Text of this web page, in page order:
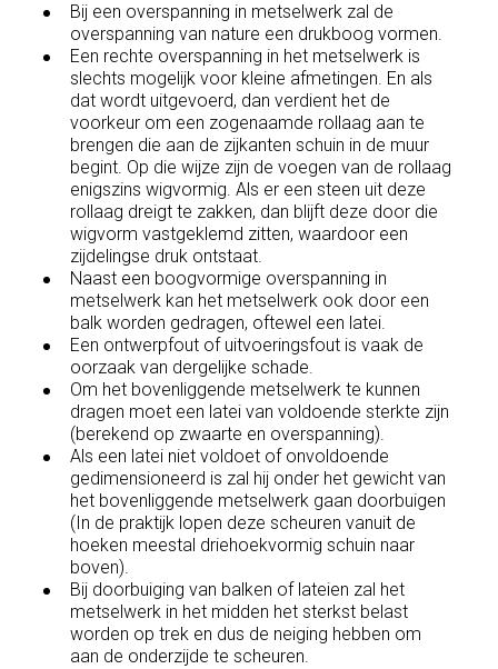
Bij een overspanning in metselwerk zal de
overspanning van nature een drukboog vormen.
Een rechte overspanning in het metselwerk is
slechts mogelijk voor kleine afmetingen. En als
dat wordt uitgevoerd, dan verdient het de
voorkeur om een zogenaamde rollaag aan te
brengen die aan de zijkanten schuin in de muur
begint. Op die wijze zijn de voegen van de rollaag
enigszins wigvormig. Als er een steen uit deze
rollaag dreigt te zakken, dan blijft deze door die
wigvorm vastgeklemd zitten, waardoor een
zijdelingse druk ontstaat.
Naast een boogvormige overspanning in
metselwerk kan het metselwerk ook door een
balk worden gedragen, oftewel een latei.
Een ontwerpfout of uitvoeringsfout is vaak de
oorzaak van dergelijke schade.
Om het bovenliggende metselwerk te kunnen
dragen moet een latei van voldoende sterkte zijn
(berekend op zwaarte en overspanning).
Als een latei niet voldoet of onvoldoende
gedimensioneerd is zal hij onder het gewicht van
het bovenliggende metselwerk gaan doorbuigen
(In de praktijk lopen deze scheuren vanuit de
hoeken meestal driehoekvormig schuin naar
boven).
Bij doorbuiging van balken of lateien zal het
metselwerk in het midden het sterkst belast
worden op trek en dus de neiging hebben om
aan de onderzijde te scheuren.